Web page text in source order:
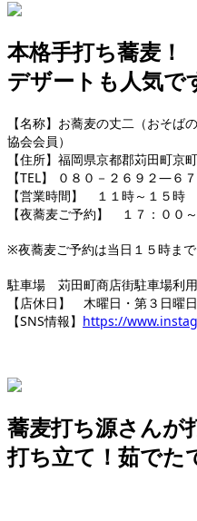
本格手打ち蕎麦！
デザートも人気で
【名称】お蕎麦の丈二（おそば
協会会員）
【住所】福岡県京都郡苅田町京
【TEL】 ０８０－２６９２―６
【営業時間】 １１時～１５時
【夜蕎麦ご予約】 １７：００
※夜蕎麦ご予約は当日１５時ま
駐車場 苅田町商店街駐車場利
【店休日】 木曜日・第３日曜日
【SNS情報】 https://
蕎麦打ち源さんが
打ち立て！茹でた